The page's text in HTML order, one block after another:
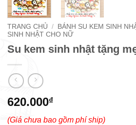
TRANG CHỦ / BÁNH SU KEM SINH
SINH NHẬT CHO NỮ
Su kem sinh nhật tặng
620.000₫
(Giá chưa bao gồm phí ship)